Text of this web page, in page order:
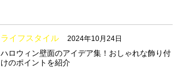
ライフスタイル 2024年10月24日
ハロウィン壁面のアイデア集！おしゃれな飾り付
けのポイントを紹介